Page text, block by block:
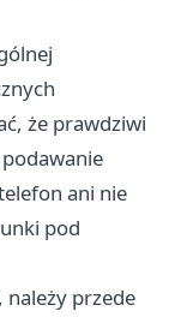
że prawdziwi
ani nie
pod
przede